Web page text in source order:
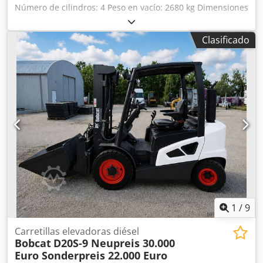
Número de cilindros: 4 Peso en vacío: 2680 kg Dimensiones
(largo x ancho x alto): 337 x 172 x 197 cm Sistema de
cambio rápido: sí Dedjzrv Ulspfx Ai Rjck Peso propio: 2680
kg Dimensiones de transporte: 3378 x 1727 x 1972 mm
Marca y modelo del motor: Kubota V2403 Potencia: 36,5 kW
/ 48,9 CV Cilindros: 4 Tamaño de los neumáticos: ruedas
delanteras y traseras: 30x10-16 Ancho de la pala: 1730 mm
Equipamiento: sistema de cambio rápido mecánico
Función adicional: Sin certificación ni registro CE Sin
documentación
Clasificado
1 /9
Carretillas elevadoras diésel
Bobcat D20S-9 Neupreis 30.000
Euro Sonderpreis 22.000 Euro